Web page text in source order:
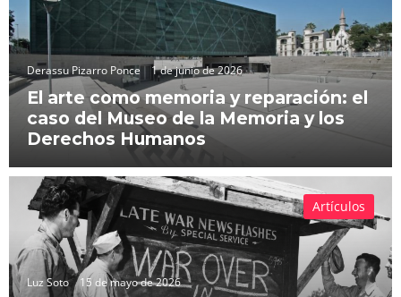
Derassu Pizarro Ponce 1 de junio de 2026
El arte como memoria y reparación: el
caso del Museo de la Memoria y los
Derechos Humanos
Luz Soto 15 de mayo de 2026
Artículos